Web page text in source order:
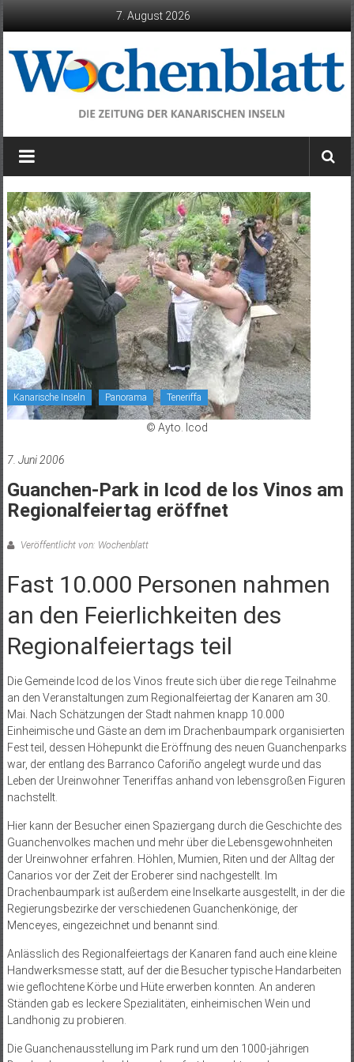
7. August 2026
Wochenblatt
die
der
Kanarischen
Inseln
Kanarische Inseln Panorama Teneriffa
© Ayto. Icod
7. Juni 2006
Guanchen-Park in Icod de los Vinos am
Regionalfeiertag eröffnet
Veröffentlicht von: Wochenblatt
Fast 10.000 Personen nahmen
an den Feierlichkeiten des
Regionalfeiertags teil
Die Gemeinde Icod de los Vinos freute sich über die rege Teilnahme
an den Veranstaltungen zum Regionalfeiertag der Kanaren am 30.
Mai. Nach Schätzungen der Stadt nahmen knapp 10.000
Einheimische und Gäste an dem im Drachenbaumpark organisierten
Fest teil, dessen Höhepunkt die Eröffnung des neuen Guanchenparks
war, der entlang des Barranco Caforiño angelegt wurde und das
Leben der Ureinwohner Teneriffas anhand von lebensgroßen Figuren
nachstellt.
Hier kann der Besucher einen Spaziergang durch die Geschichte des
Guanchenvolkes machen und mehr über die Lebensgewohnheiten
der Ureinwohner erfahren. Höhlen, Mumien, Riten und der Alltag der
Canarios vor der Zeit der Eroberer sind nachgestellt. Im
Drachenbaumpark ist außerdem eine Inselkarte ausgestellt, in der die
Regierungsbezirke der verschiedenen Guanchenkönige, der
Menceyes, eingezeichnet und benannt sind.
Anlässlich des Regionalfeiertags der Kanaren fand auch eine kleine
Handwerksmesse statt, auf der die Besucher typische Handarbeiten
wie geflochtene Körbe und Hüte erwerben konnten. An anderen
Ständen gab es leckere Spezialitäten, einheimischen Wein und
Landhonig zu probieren.
Die Guanchenausstellung im Park rund um den 1000-jährigen